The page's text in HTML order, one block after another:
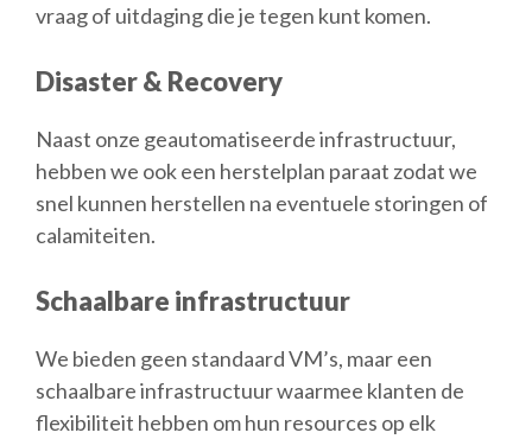
vraag of uitdaging die je tegen kunt komen.
Disaster & Recovery
Naast onze geautomatiseerde infrastructuur,
hebben we ook een herstelplan paraat zodat we
snel kunnen herstellen na eventuele storingen of
calamiteiten.
Schaalbare infrastructuur
We bieden geen standaard VM’s, maar een
schaalbare infrastructuur waarmee klanten de
flexibiliteit hebben om hun resources op elk